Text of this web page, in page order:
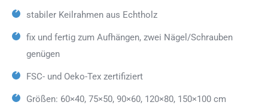
stabiler Keilrahmen aus Echtholz
fix und fertig zum Aufhängen, zwei Nägel/Schrauben
genügen
FSC- und Oeko-Tex zertifiziert
Größen: 60×40, 75×50, 90×60, 120×80, 150×100 cm